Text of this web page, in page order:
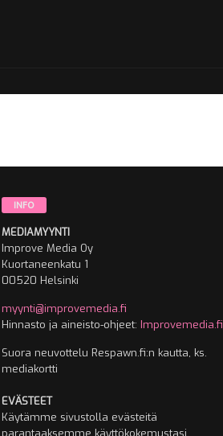
INFO
MEDIAMYYNTI
Improve Media Oy
Kuortaneenkatu 1
00520 Helsinki
myynti@improvemedia.fi
Hinnasto ja aineisto-ohjeet: Improvemedia.fi
Suora neuvottelu Respawn.fi:n kautta, ks.
mediakortti
EVÄSTEET
Käytämme sivustolla evästeitä
parantaaksemme käyttökokemustasi.